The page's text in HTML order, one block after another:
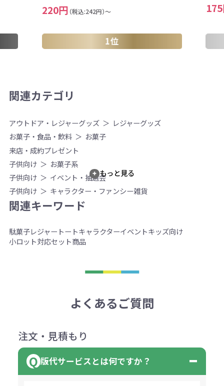
220円 （税込:242円）～
1位
関連カテゴリ
アウトドア・レジャーグッズ
レジャーグッズ
お菓子・食品・飲料
お菓子
来店・成約プレゼント
子供向け
お菓子系
子供向け
イベント・抽選会
子供向け
キャラクター・ファンシー雑貨
もっと見る
関連キーワード
駄菓子レジャー トートキャラクターイベントキッズ向け
小ロット対応セット商品
よくあるご質問
注文・見積もり
版代サービスとは何ですか？